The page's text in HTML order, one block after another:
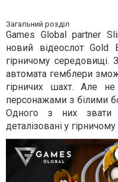
Загальний розділ
Games Global partner
новий відеослот Gold
гірничому середовищі.
автомата гемблери
гірничих шахт. Але
персонажами з білими
Одного з них
деталізовані у гірничому